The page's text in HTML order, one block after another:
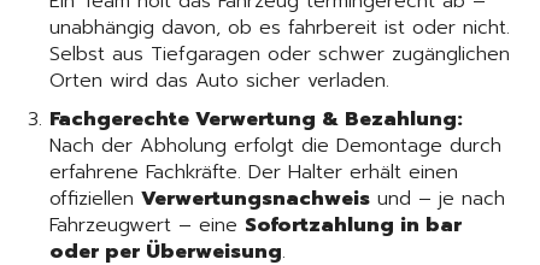
unabhängig davon, ob es fahrbereit ist oder nicht.
Selbst aus Tiefgaragen oder schwer zugänglichen
Orten wird das Auto sicher verladen.
Fachgerechte Verwertung & Bezahlung:
Nach der Abholung erfolgt die Demontage durch
erfahrene Fachkräfte. Der Halter erhält einen
offiziellen Verwertungsnachweis und – je nach
Fahrzeugwert – eine Sofortzahlung in bar
oder per Überweisung.